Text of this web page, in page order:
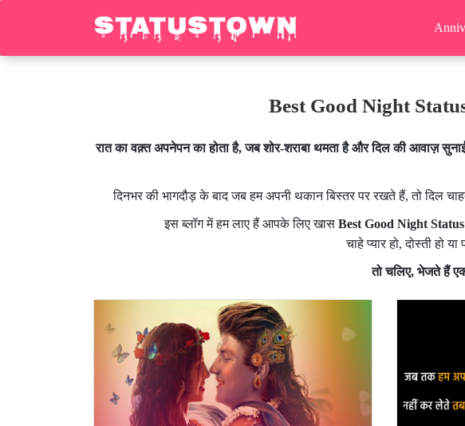
Best Good Night
रात का वक़्त अपनेपन का होता है, जब शोर-शराबा थमता है और दिल की आवाज़
दिनभर की भागदौड़ के बाद जब हम अपनी थकान बिस्तर पर रखते हैं, तो दिल
इस ब्लॉग में हम लाए हैं आपके लिए खास Best Good Night
चाहे प्यार हो, दोस्ती हो
तो चलिए, भेजते हैं